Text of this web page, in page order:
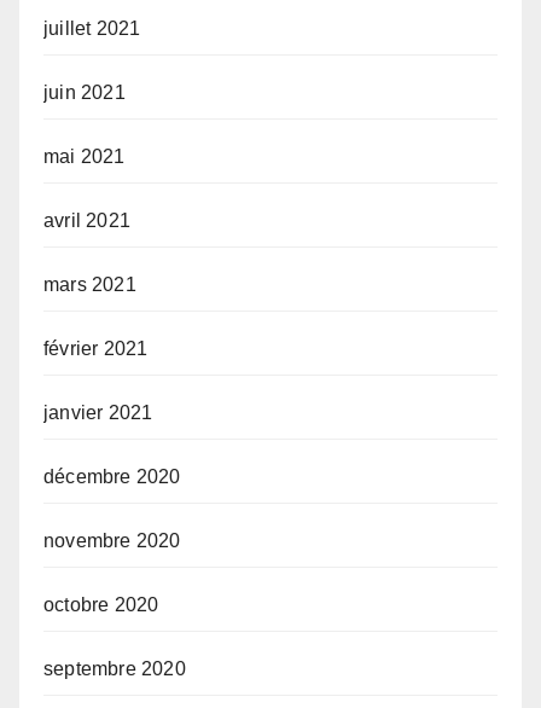
juillet 2021
juin 2021
mai 2021
avril 2021
mars 2021
février 2021
janvier 2021
décembre 2020
novembre 2020
octobre 2020
septembre 2020